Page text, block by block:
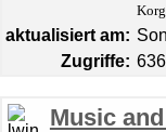
aktualisiert am:
Zugriffe:
Music